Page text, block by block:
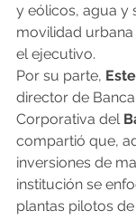
y eólicos, agua y
movilidad
el ejecutivo.
Por su parte,
director de
Corporativa del
compartió que,
inversiones de
institución se
plantas pilotos